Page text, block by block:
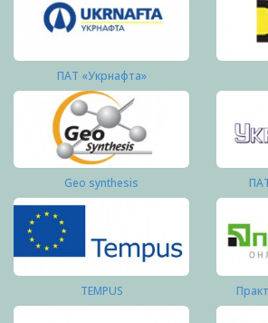
ПАТ «Укрнафта»
Geo synthesis
TEMPUS